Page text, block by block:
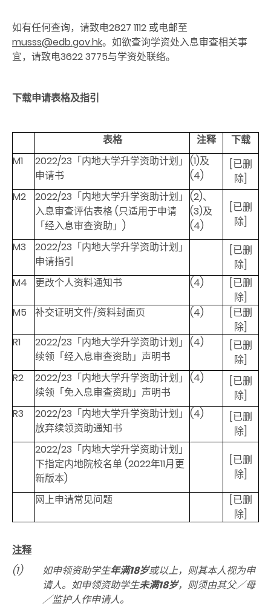
如有任何查询，请致电2827 1112 或电邮至
musss@edb.gov.hk。如欲查询学资处入息审查相关事
宜，请致电3622 3775与学资处联络。
下载申请表格及指引
表格 注释
下载
M1
2022/23「内地大学升学资助计划」
申请书
(1)及
(4)
[已删
除]
M2
2022/23「内地大学升学资助计划」
入息审查评估表格 (只适用于申请
「经入息审查资助」)
(2)、
(3)及
(4)
[已删
除]
M3
2022/23「内地大学升学资助计划」
申请指引
[已删
除]
M4
更改个人资料通知书 (4)
[已删
除]
M5
补交证明文件/资料封面页 (4)
[已删
除]
R1
2022/23「内地大学升学资助计划」
续领「经入息审查资助」声明书
(4)
[已删
除]
R2
2022/23「内地大学升学资助计划」
续领「免入息审查资助」声明书
(4)
[已删
除]
R3
2022/23「内地大学升学资助计划」
放弃续领资助通知书
(4)
[已删
除]
2022/23「内地大学升学资助计划」
下指定内地院校名单 (2022年11月更
新版本)
[已删
除]
网上申请常见问题
[已删
除]
注释
(1)
如申领资助学生年满18岁或以上，则其本人视为申
请人。如申领资助学生未满18岁，则须由其父／母
／监护人作申请人。